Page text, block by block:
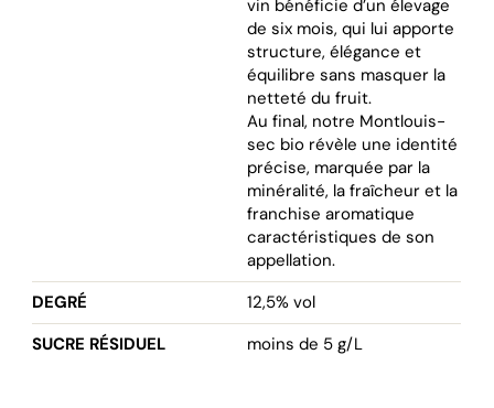
vin bénéficie d’un élevage
de six mois, qui lui apporte
structure, élégance et
équilibre sans masquer la
netteté du fruit.
Au final, notre Montlouis-
sec bio révèle une identité
précise, marquée par la
minéralité, la fraîcheur et la
franchise aromatique
caractéristiques de son
appellation.
DEGRÉ
12,5% vol
SUCRE RÉSIDUEL
moins de 5 g/L